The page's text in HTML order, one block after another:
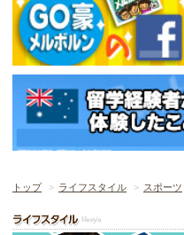
トップ ライフスタイル スポーツ